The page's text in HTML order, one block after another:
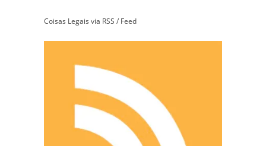
Coisas Legais via RSS / Feed